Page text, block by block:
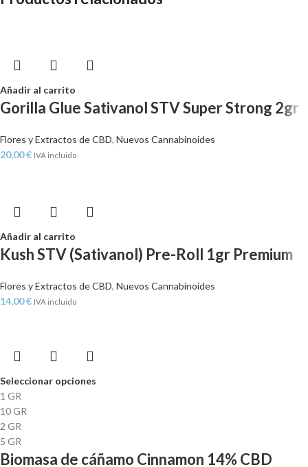
Añadir al carrito
Gorilla Glue Sativanol STV Super Strong 2gr
Flores y Extractos de CBD, Nuevos Cannabinoides
20,00€ IVA incluido
Añadir al carrito
Kush STV (Sativanol) Pre-Roll 1gr Premium
Flores y Extractos de CBD, Nuevos Cannabinoides
14,00€ IVA incluido
Seleccionar opciones
1 GR
10 GR
2 GR
5 GR
Biomasa de cáñamo Cinnamon 14% CBD